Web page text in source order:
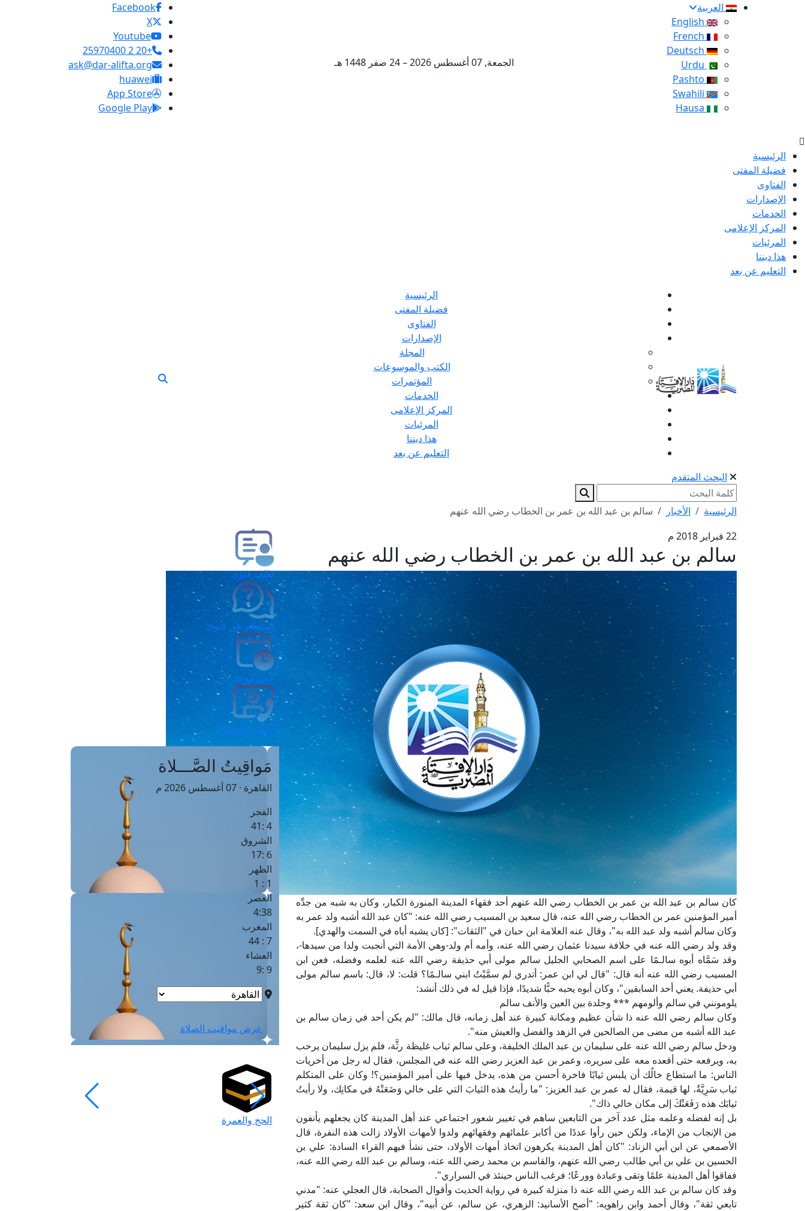
العربية
الجمعة, 07 أغسطس 2026 – 24 صفر 1448 هـ
Facebook
X
Youtube
+20 2 25970400
ask@dar-alifta.org
huawei
App Store
Google Play
الرئيسية
فضيلة المفتى
الفتاوى
الإصدارات
الخدمات
المركز الإعلامى
المرئيات
هذا ديننا
التعليم عن بعد
الرئيسية
فضيلة المفتى
الفتاوى
الإصدارات
المجلة
الكتب والموسوعات
المؤتمرات
الخدمات
المركز الإعلامى
المرئيات
هذا ديننا
التعليم عن بعد
البحث المتقدم
الرئيسية الأخبار
سالم بن عبد الله بن عمر بن الخطاب رضي الله عنهم
22 فبراير 2018 م
سالم بن عبد الله بن عمر بن الخطاب رضي الله عنهم
كان سالم بن عبد الله بن عمر بن الخطاب رضي الله عنهم أحد فقهاء المدينة المنورة الكبار، وكان به شبه من جدِّه
أمير المؤمنين عمر بن الخطاب رضي الله عنه، قال سعيد بن المسيب رضي الله عنه: "كان عبد الله أشبه ولد عمر به
وكان سالم أشبه ولد عبد الله به"، وقال عنه العلامة ابن حبان في "الثقات": [كان يشبه أباه في السمت والهدي].
وقد ولد رضي الله عنه في خلافة سيدنا عثمان رضي الله عنه، وأمه أم ولد-وهي الأمة التي أنجبت ولدا من سيدها-،
وقد سَمَّاه أبوه سالـمًا على اسم الصحابي الجليل سالم مولى أبي حذيفة رضي الله عنه لعلمه وفضله، فعن ابن
المسيب رضي الله عنه أنه قال: "قال لي ابن عمر: أتدري لم سمَّيْتُ ابني سالـمًا؟ قلت: لا، قال: باسم سالم مولى
أبي حذيفة. يعني أحد السابقين"، وكان أبوه يحبه حبًّا شديدًا، فإذا قيل له في ذلك أنشد:
يلومونني في سالم وألومهم *** وجلدة بين العين والأنف سالم
وكان سالم رضي الله عنه ذا شأن عظيم ومكانة كبيرة عند أهل زمانه، قال مالك: "لم يكن أحد في زمان سالم بن
عبد الله أشبه من مضى من الصالحين في الزهد والفضل والعيش منه".
ودخل سالم رضي الله عنه على سليمان بن عبد الملك الخليفة، وعلى سالم ثياب غليظة رثَّة، فلم يزل سليمان يرحب
به، ويرفعه حتى أقعده معه على سريره، وعمر بن عبد العزيز رضي الله عنه في المجلس، فقال له رجل من أخريات
الناس: ما استطاع خالُك أن يلبس ثيابًا فاخرة أحسن من هذه، يدخل فيها على أمير المؤمنين؟! وكان على المتكلم
ثياب سَرِيَّةٌ، لها قيمة، فقال له عمر بن عبد العزيز: "ما رأيتُ هذه الثيابَ التي على خالي وَضَعَتْهُ في مكانِك، ولا رأيتُ
ثيابَك هذه رَفَعَتْكَ إلى مكان خالي ذاك".
بل إنه لفضله وعلمه مثل عدد آخر من التابعين ساهم في تغيير شعور اجتماعي عند أهل المدينة كان يجعلهم يأنفون
من الإنجاب من الإماء، ولكن حين رأوا عددًا من أكابر علمائهم وفقهائهم ولدوا لأمهات الأولاد زالت هذه النفرة، قال
الأصمعي عن ابن أبي الزناد: "كان أهل المدينة يكرهون اتخاذ أمهات الأولاد، حتى نشأ فيهم القراء السادة: علي بن
الحسين بن علي بن أبي طالب رضي الله عنهم، والقاسم بن محمد رضي الله عنه، وسالم بن عبد الله رضي الله عنه،
ففاقوا أهل المدينة علمًا وتقى وعبادة وورعًا؛ فرغب الناس حينئذ في السراري".
وقد كان سالم بن عبد الله رضي الله عنه ذا منزلة كبيرة في رواية الحديث وأقوال الصحابة، قال العجلي عنه: "مدني
تابعي ثقة"، وقال أحمد وابن راهويه: "أصح الأسانيد: الزهري، عن سالم، عن أبيه"، وقال ابن سعد: "كان ثقة كثير
طلب فتوى
استعلام عن فتوى
حجز موعد
الفتوى الهاتفية
مَواقِيتُ الصَّـــلاة
القاهرة · 07 أغسطس 2026 م
الفجر
4 :41
الشروق
6 :17
الظهر
1 : 1
العصر
4:38
المغرب
7 : 44
العشاء
9 :9
عرض مواقيت الصلاة
الحج والعمرة